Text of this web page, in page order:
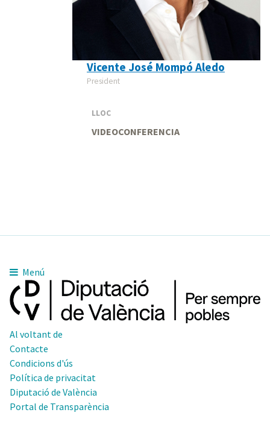
Vicente José Mompó Aledo
President
LLOC
VIDEOCONFERENCIA
Menú
Al voltant de
Contacte
Condicions d'ús
Política de privacitat
Diputació de València
Portal de Transparència